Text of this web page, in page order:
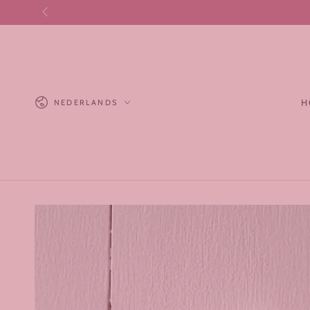
GA NAAR
CONTENT
Taal NEDERLANDS